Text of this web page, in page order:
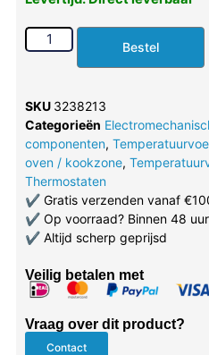
Bestel
SKU 3238213
Categorieën
componenten,
oven / kookzone,
Thermostaten
✔Gratis verzenden vanaf
✔Op voorraad? Binnen 48
✔Altijd scherp geprijsd
Veilig betalen met
Vraag over dit product?
Contact